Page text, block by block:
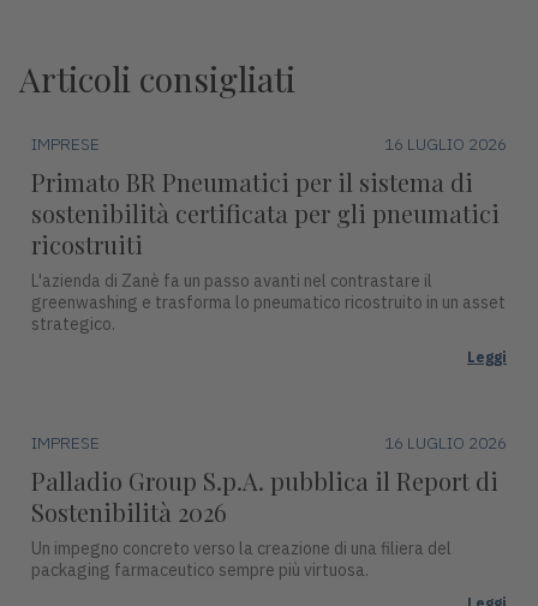
Articoli consigliati
IMPRESE 16 LUGLIO 2026
Primato BR Pneumatici per il sistema di
sostenibilità certificata per gli pneumatici
ricostruiti
L'azienda di Zanè fa un passo avanti nel contrastare il
greenwashing e trasforma lo pneumatico ricostruito in un asset
strategico.
Leggi
IMPRESE 16 LUGLIO 2026
Palladio Group S.p.A. pubblica il Report di
Sostenibilità 2026
Un impegno concreto verso la creazione di una filiera del
packaging farmaceutico sempre più virtuosa.